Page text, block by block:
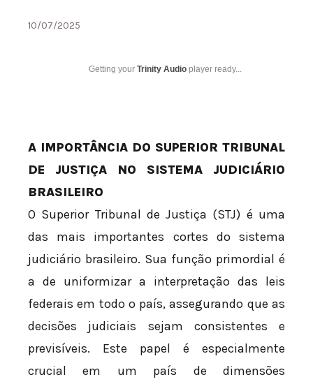
10/07/2025
Getting your Trinity Audio player ready...
A IMPORTÂNCIA DO SUPERIOR TRIBUNAL
DE JUSTIÇA NO SISTEMA JUDICIÁRIO
BRASILEIRO
O Superior Tribunal de Justiça (STJ) é uma
das mais importantes cortes do sistema
judiciário brasileiro. Sua função primordial é
a de uniformizar a interpretação das leis
federais em todo o país, assegurando que as
decisões judiciais sejam consistentes e
previsíveis. Este papel é especialmente
crucial em um país de dimensões